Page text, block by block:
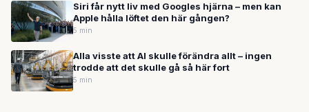
Siri får nytt liv med Googles hjärna – men kan
Apple hålla löftet den här gången?
5 min
Alla visste att AI skulle förändra allt – ingen
trodde att det skulle gå så här fort
5 min